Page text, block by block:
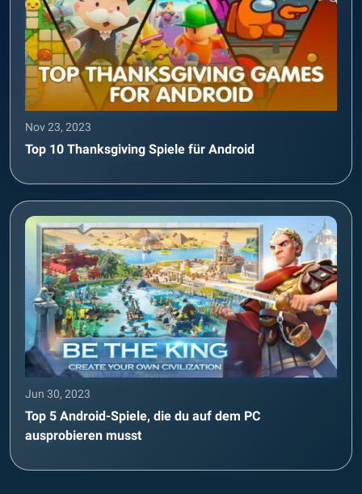
Nov 23, 2023
Top 10 Thanksgiving Spiele für Android
Jun 30, 2023
Top 5 Android-Spiele, die du auf dem PC
ausprobieren musst